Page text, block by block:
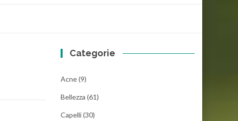
Categorie
Acne(9)
Bellezza (61)
Capelli(30)